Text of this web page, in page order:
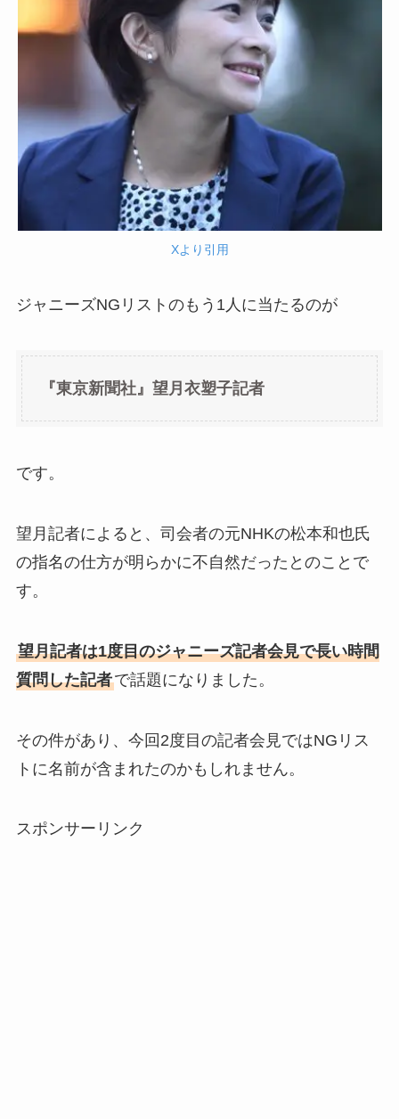
Xより引用
ジャニーズNGリストのもう1人に当たるのが
『東京新聞社』望月衣塑子記者
です。
望月記者によると、司会者の元NHKの松本和也氏
の指名の仕方が明らかに不自然だったとのことで
す。
望月記者は1度目のジャニーズ記者会見で長い時間
質問した記者で話題になりました。
その件があり、今回2度目の記者会見ではNGリス
トに名前が含まれたのかもしれません。
スポンサーリンク